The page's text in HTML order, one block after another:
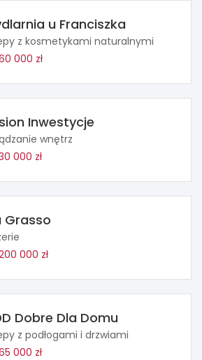
u Franciszka
z kosmetykami naturalnymi
000 zł
Inwestycje
wnętrz
000 zł
Grasso
000 zł
Dobre Dla Domu
z podłogami i drzwiami
000 zł